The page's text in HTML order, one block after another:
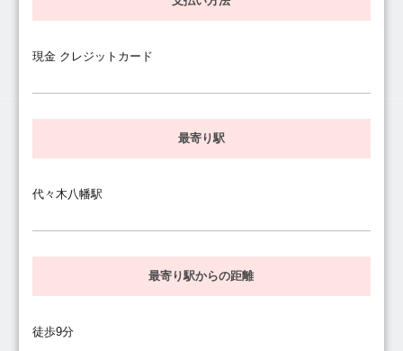
現金 クレジットカード
最寄り駅
代々木八幡駅
最寄り駅からの距離
徒歩9分